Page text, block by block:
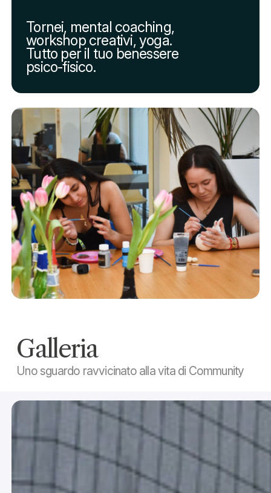
Tornei, mental coaching,
workshop creativi, yoga.
Tutto per il tuo benessere
psico-fisico.
Galleria
Uno sguardo ravvicinato alla vita di Community